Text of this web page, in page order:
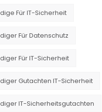
Für IT-Sicherheit
Für Datenschutz
Für IT-Sicherheit
Gutachten IT-Sicherheit
IT-Sicherheitsgutachten